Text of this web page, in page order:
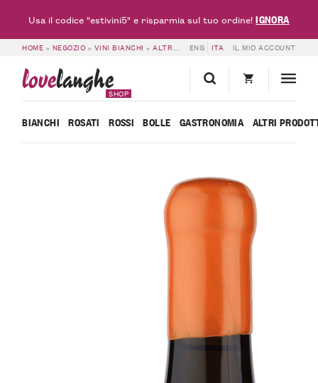
HOME » NEGOZIO » VINI BIANCHI »ALTRI BIANCHI »VINO BIANCO SABBIA –
ENG ITA IL MIO ACCOUNT
lovelanghe
SHOP
BIANCHI ROSATI ROSSI BOLLE GASTRONOMIA ALTRI
Usa il codice "estivini5" e risparmia sul tuo ordine!IGNORA